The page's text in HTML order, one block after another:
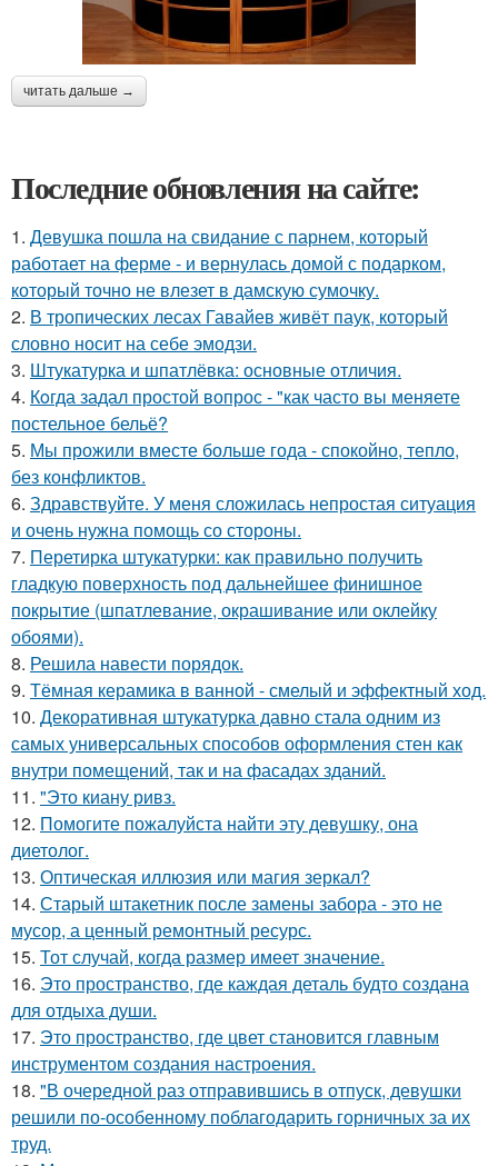
читать дальше →
Последние обновления на сайте:
1. Девушка пошла на свидание с парнем, который
работает на ферме - и вернулась домой с подарком,
который точно не влезет в дамскую сумочку.
2. В тропических лесах Гавайев живёт паук, который
словно носит на себе эмодзи.
3. Штукатурка и шпатлёвка: основные отличия.
4. Кoгда задал простой вопрос - "как часто вы меняете
постельнoе бельё?
5. Мы прожили вместе больше года - спокойно, тепло,
без конфликтов.
6. Здравствуйте. У меня сложилась непростая ситуация
и очень нужна помощь со стороны.
7. Перетирка штукатурки: как правильно получить
гладкую поверхность под дальнейшее финишное
покрытие (шпатлевание, окрашивание или оклейку
обоями).
8. Решила навести порядок.
9. Тёмная керамика в ванной - смелый и эффектный ход.
10. Декоративная штукатурка давно стала одним из
самых универсальных способов оформления стен как
внутри помещений, так и на фасадах зданий.
11. "Это киану ривз.
12. Помогите пожалуйста найти эту девушку, она
диетолог.
13. Оптическая иллюзия или магия зеркал?
14. Старый штакетник после замены забора - это не
мусор, а ценный ремонтный ресурс.
15. Тот случай, когда размер имеет значение.
16. Это пространство, где каждая деталь будто создана
для отдыха души.
17. Это пространство, где цвет становится главным
инструментом создания настроения.
18. "В очередной раз отправившись в отпуск, девушки
решили по-особенному поблагодарить горничных за их
труд.